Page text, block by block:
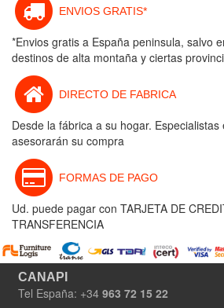
ENVIOS GRATIS*
*Envios gratis a España peninsula, salvo
destinos de alta montaña y ciertas
DIRECTO DE FABRICA
Desde la fábrica a su hogar. Especialistas
asesorarán su compra
FORMAS DE PAGO
Ud. puede pagar con TARJETA DE
TRANSFERENCIA
CANAPI
Tel España: +34 963 72 15 22